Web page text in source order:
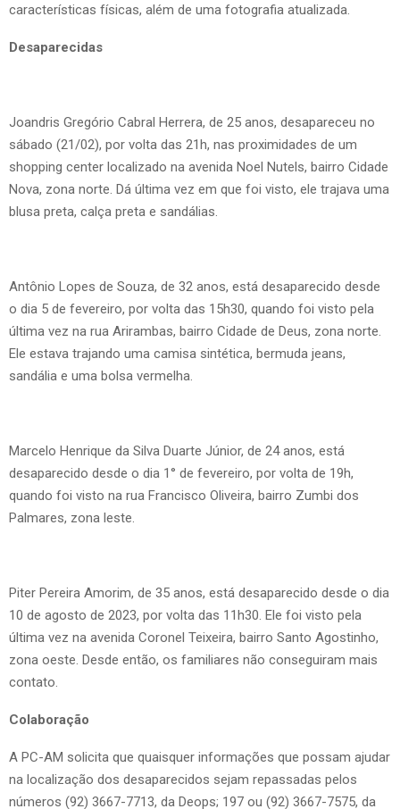
características físicas, além de uma fotografia atualizada.
Desaparecidas
Joandris Gregório Cabral Herrera, de 25 anos, desapareceu no
sábado (21/02), por volta das 21h, nas proximidades de um
shopping center localizado na avenida Noel Nutels, bairro Cidade
Nova, zona norte. Dá última vez em que foi visto, ele trajava uma
blusa preta, calça preta e sandálias.
Antônio Lopes de Souza, de 32 anos, está desaparecido desde
o dia 5 de fevereiro, por volta das 15h30, quando foi visto pela
última vez na rua Arirambas, bairro Cidade de Deus, zona norte.
Ele estava trajando uma camisa sintética, bermuda jeans,
sandália e uma bolsa vermelha.
Marcelo Henrique da Silva Duarte Júnior, de 24 anos, está
desaparecido desde o dia 1° de fevereiro, por volta de 19h,
quando foi visto na rua Francisco Oliveira, bairro Zumbi dos
Palmares, zona leste.
Piter Pereira Amorim, de 35 anos, está desaparecido desde o dia
10 de agosto de 2023, por volta das 11h30. Ele foi visto pela
última vez na avenida Coronel Teixeira, bairro Santo Agostinho,
zona oeste. Desde então, os familiares não conseguiram mais
contato.
Colaboração
A PC-AM solicita que quaisquer informações que possam ajudar
na localização dos desaparecidos sejam repassadas pelos
números (92) 3667-7713, da Deops; 197 ou (92) 3667-7575, da